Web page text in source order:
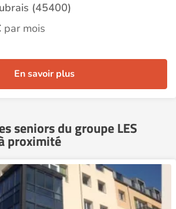
(45400)
par mois
En savoir plus
seniors du groupe LES
proximité